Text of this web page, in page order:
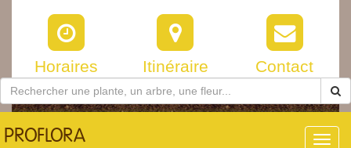
Horaires Itinéraire Contact
PROFLORA